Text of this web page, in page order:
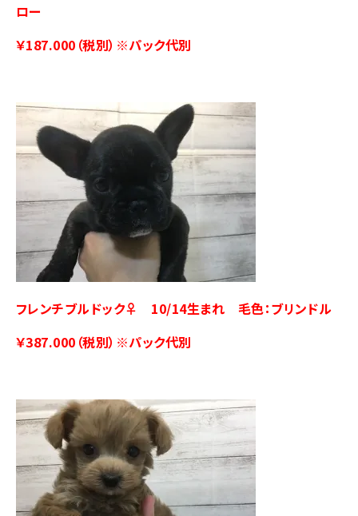
ロー
￥187.000（税別）※パック代別
フレンチブルドック♀ 10/14生まれ 毛色：ブリンドル
￥387.000（税別）※パック代別